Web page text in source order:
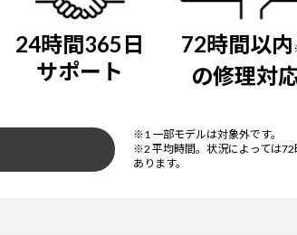
24時間365日
サポート
72時間以内
の修理対
※1 一部モデルは対象外です。
※2 平均時間。状況によっては72
あります。